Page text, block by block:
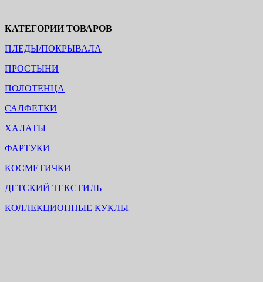
КАТЕГОРИИ ТОВАРОВ
ПЛЕДЫ/ПОКРЫВАЛА
ПРОСТЫНИ
ПОЛОТЕНЦА
САЛФЕТКИ
ХАЛАТЫ
ФАРТУКИ
КОСМЕТИЧКИ
ДЕТСКИЙ ТЕКСТИЛЬ
КОЛЛЕКЦИОННЫЕ КУКЛЫ